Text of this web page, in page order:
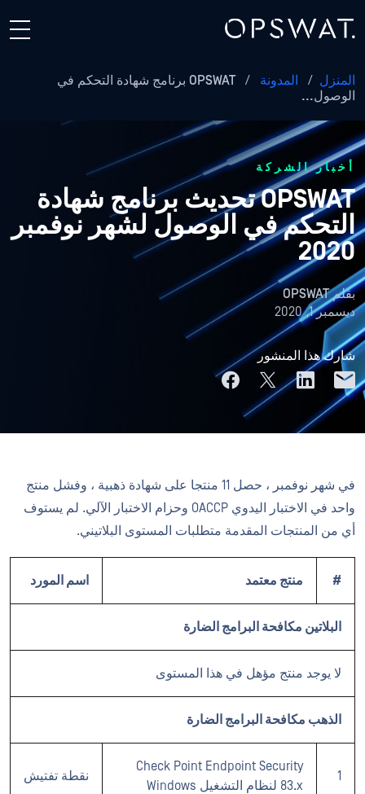
المنزل / المدونة /
OPSWAT برنامج شهادة التحكم في
الوصول...
أخبار الشركة
OPSWAT تحديث برنامج شهادة
التحكم في الوصول لشهر نوفمبر
2020
بقلمOPSWAT
ديسمبر 1, 2020
شارك هذا المنشور
في شهر نوفمبر ، حصل 11 منتجا على شهادة ذهبية ، وفشل منتج
واحد في الاختبار اليدوي OACCP وحزام الاختبار الآلي. لم يستوف
أي من المنتجات المقدمة متطلبات المستوى البلاتيني.
# منتج معتمد اسم المورد
البلاتين مكافحة البرامج الضارة
لا يوجد منتج مؤهل في هذا المستوى
الذهب مكافحة البرامج الضارة
1
Check Point Endpoint Security
83.x لنظام التشغيل Windows
نقطة تفتيش